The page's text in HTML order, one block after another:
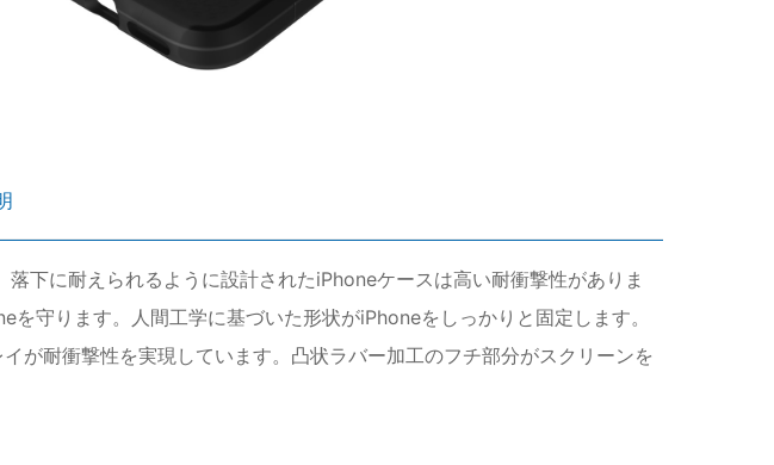
下に耐えられるように設計されたiPhoneケースは高い耐衝撃性がありま
守ります。人間工学に基づいた形状がiPhoneをしっかりと固定します。
が耐衝撃性を実現しています。凸状ラバー加工のフチ部分がスクリーンを